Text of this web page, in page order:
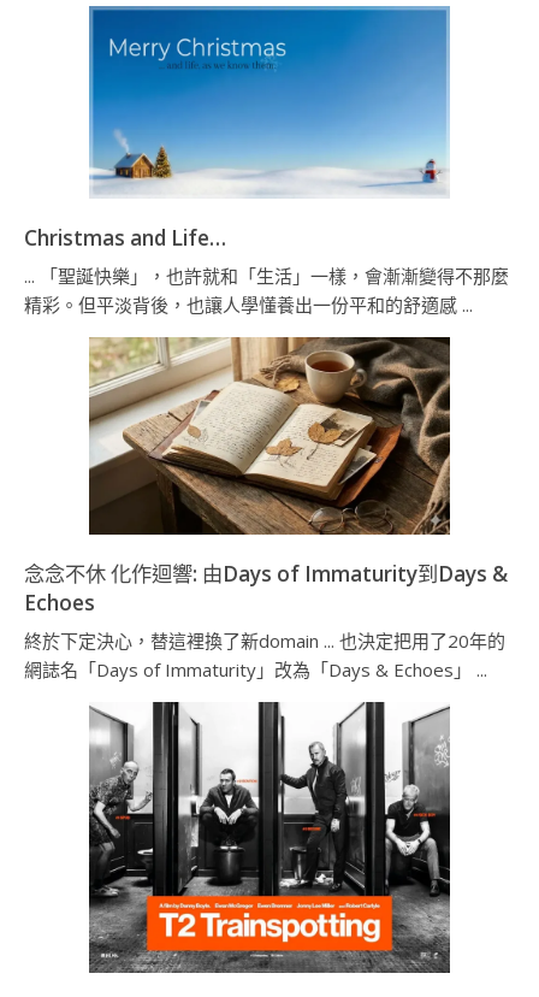
Christmas and Life…
... 「聖誕快樂」，也許就和「生活」一樣，會漸漸變得不那麼
精彩。但平淡背後，也讓人學懂養出一份平和的舒適感 ...
念念不休 化作迴響: 由Days of Immaturity到Days &
Echoes
終於下定決心，替這裡換了新domain ... 也決定把用了20年的
網誌名「Days of Immaturity」改為「Days & Echoes」 ...